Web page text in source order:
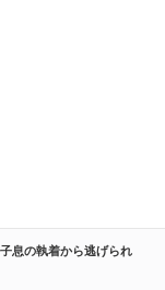
息の執着から逃げられ